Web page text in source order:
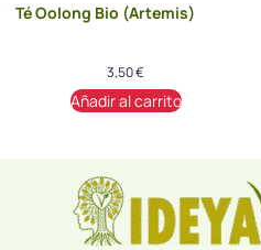
Té Oolong Bio (Artemis)
3,50€
Añadir al carrito